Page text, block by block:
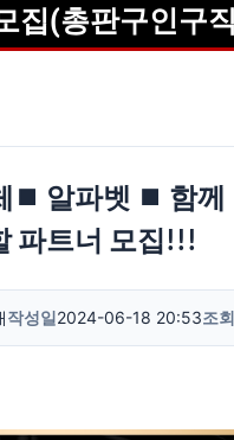
집(총판구인구
⏹ 알파벳 ⏹ 함께
파트너 모집!!!
작성일2024-06-18 20:53조회